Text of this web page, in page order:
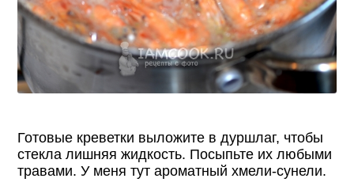
Готовые креветки выложите в дуршлаг, чтобы
стекла лишняя жидкость. Посыпьте их любыми
травами. У меня тут ароматный хмели-сунели.